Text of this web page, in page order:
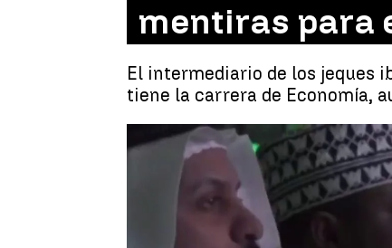
mentiras para
El intermediario de los jeques
tiene la carrera de Economía,